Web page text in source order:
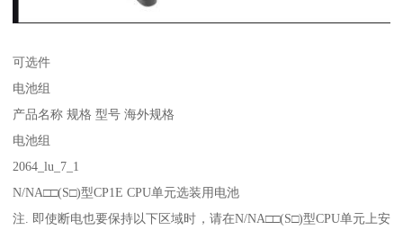
可选件
电池组
产品名称 规格 型号 海外规格
电池组
2064_lu_7_1
N/NA□□(S□)型CP1E CPU单元选装用电池
注. 即使断电也要保持以下区域时，请在N/NA□□(S□)型CPU单元上安